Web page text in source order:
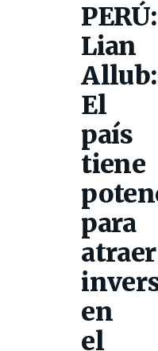
PERÚ:
Lian
Allub:
El
país
tiene
para
atraer
en
el